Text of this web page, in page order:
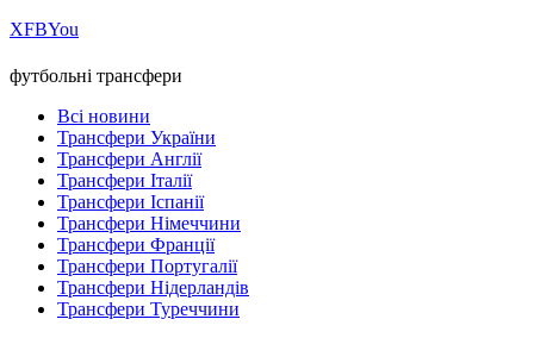
ХFBYou
футбольні трансфери
Всі новини
Трансфери України
Трансфери Англії
Трансфери Італії
Трансфери Іспанії
Трансфери Німеччини
Трансфери Франції
Трансфери Португалії
Трансфери Нідерландів
Трансфери Туреччини